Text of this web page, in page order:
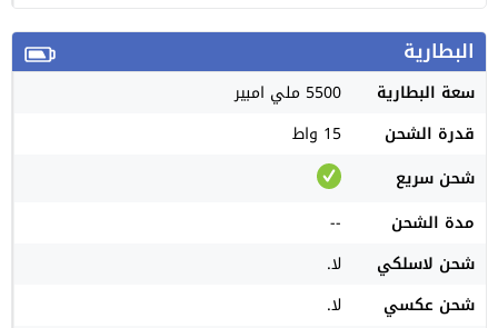
البطارية
سعة البطارية
5500 ملي امبير
قدرة الشحن
15 واط
شحن سريع
مدة الشحن
--
شحن لاسلكي
لا.
شحن عكسي
لا.